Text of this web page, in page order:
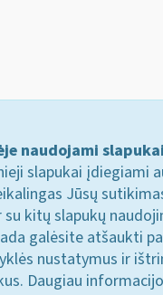
naudojami slapukai
slapukai įdiegiami
Jūsų
kitų slapukų
galėsite atšaukti
nustatymus ir
Daugiau